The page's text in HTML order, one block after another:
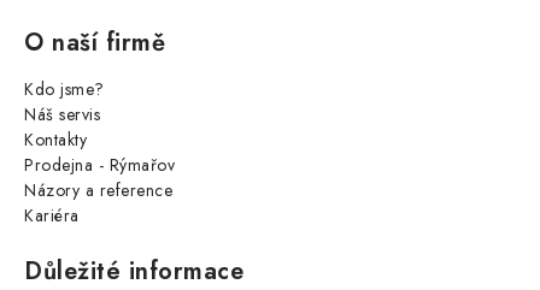
O naší firmě
Kdo jsme?
Náš servis
Kontakty
Prodejna - Rýmařov
Názory a reference
Kariéra
Důležité informace